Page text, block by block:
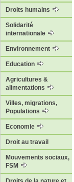
Droits humains
Solidarité
internationale
Environnement
Education
Agricultures &
alimentations
Villes, migrations,
Populations
Economie
Droit au travail
Mouvements sociaux,
FSM